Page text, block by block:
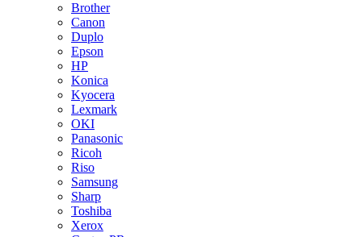
Brother
Canon
Duplo
Epson
HP
Konica
Kyocera
Lexmark
OKI
Panasonic
Ricoh
Riso
Samsung
Sharp
Toshiba
Xerox